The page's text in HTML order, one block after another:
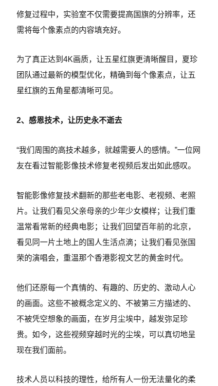
修复过程中，实验室不仅需要提高国旗的分辨率，还
需将每个像素点的内容填充好。
为了真正达到4K画质，让五星红旗更清晰醒目，夏珍
团队通过最新的模型优化，精确到每个像素点，让五
星红旗的五角星都清晰可见。
2、感恩技术，让历史永不逝去
“我们周围的高技术越多，就越需要人的感情。”一位网
友在看过智能影像技术修复老视频后发出如此感叹。
智能影像修复技术翻新的那些老电影、老视频、老照
片。让我们看见父亲母亲的少年少女模样；让我们重
温常看常新的经典电影；让我们回望百年前的北京，
看见同一片土地上的国人生活点滴；让我们看见张国
荣的演唱会，重温那个香港影视文艺的黄金时代。
他们还原每一个真情的、有趣的、历史的、激动人心
的画面。这些不被概念定义的、不被第三方描述的、
不被凭空想象的画面，在岁月尘埃中，越发弥足珍
贵。如今，这些视频穿越时光的尘埃，可以真切地呈
现在我们面前。
技术人员以科技的理性，给所有人一份无法量化的柔